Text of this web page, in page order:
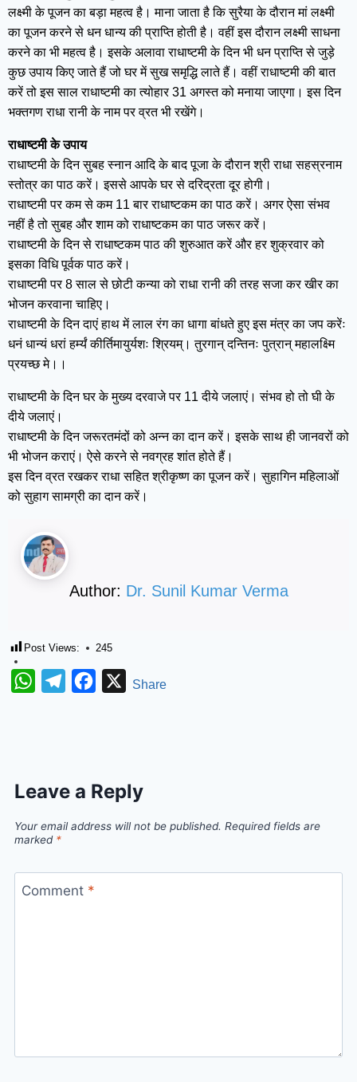
लक्ष्मी के पूजन का बड़ा महत्व है। माना जाता है कि सुरैया के दौरान मां लक्ष्मी
का पूजन करने से धन धान्य की प्राप्ति होती है। वहीं इस दौरान लक्ष्मी साधना
करने का भी महत्व है। इसके अलावा राधाष्टमी के दिन भी धन प्राप्ति से जुड़े
कुछ उपाय किए जाते हैं जो घर में सुख समृद्धि लाते हैं। वहीं राधाष्टमी की बात
करें तो इस साल राधाष्टमी का त्योहार 31 अगस्त को मनाया जाएगा। इस दिन
भक्तगण राधा रानी के नाम पर व्रत भी रखेंगे।
राधाष्टमी के उपाय
राधाष्टमी के दिन सुबह स्नान आदि के बाद पूजा के दौरान श्री राधा सहस्रनाम
स्तोत्र का पाठ करें। इससे आपके घर से दरिद्रता दूर होगी।
राधाष्टमी पर कम से कम 11 बार राधाष्टकम का पाठ करें। अगर ऐसा संभव
नहीं है तो सुबह और शाम को राधाष्टकम का पाठ जरूर करें।
राधाष्टमी के दिन से राधाष्टकम पाठ की शुरुआत करें और हर शुक्रवार को
इसका विधि पूर्वक पाठ करें।
राधाष्टमी पर 8 साल से छोटी कन्या को राधा रानी की तरह सजा कर खीर का
भोजन करवाना चाहिए।
राधाष्टमी के दिन दाएं हाथ में लाल रंग का धागा बांधते हुए इस मंत्र का जप करेंः
धनं धान्यं धरां हर्म्यं कीर्तिमायुर्यशः श्रियम्। तुरगान् दन्तिनः पुत्रान् महालक्ष्मि
प्रयच्छ मे।।
राधाष्टमी के दिन घर के मुख्य दरवाजे पर 11 दीये जलाएं। संभव हो तो घी के
दीये जलाएं।
राधाष्टमी के दिन जरूरतमंदों को अन्न का दान करें। इसके साथ ही जानवरों को
भी भोजन कराएं। ऐसे करने से नवग्रह शांत होते हैं।
इस दिन व्रत रखकर राधा सहित श्रीकृष्ण का पूजन करें। सुहागिन महिलाओं
को सुहाग सामग्री का दान करें।
Author: Dr. Sunil Kumar Verma
Post Views: 245
WhatsAppTelegramFacebook
XShare
Leave a Reply
Your email address will not be published. Required fields are
marked *
Comment *